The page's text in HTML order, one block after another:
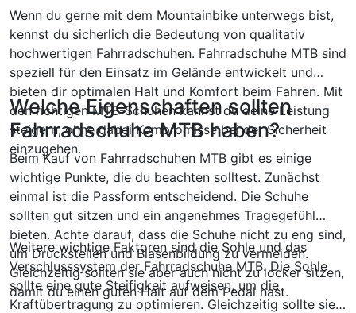
Wenn du gerne mit dem Mountainbike unterwegs bist,
kennst du sicherlich die Bedeutung von qualitativ
hochwertigen Fahrradschuhen. Fahrradschuhe MTB sind
speziell für den Einsatz im Gelände entwickelt und
bieten dir optimalen Halt und Komfort beim Fahren. Mit
den richtigen MTB-Schuhen kannst du deine Leistung
steigern, ohne dabei Kompromisse bei der Sicherheit
einzugehen.
Welche Eigenschaften sollten
Fahrradschuhe MTB haben?
Beim Kauf von Fahrradschuhen MTB gibt es einige
wichtige Punkte, die du beachten solltest. Zunächst
einmal ist die Passform entscheidend. Die Schuhe
sollten gut sitzen und ein angenehmes Tragegefühl
bieten. Achte darauf, dass die Schuhe nicht zu eng sind,
um Druckstellen und Blasenbildung zu vermeiden.
Gleichzeitig sollten sie aber auch nicht zu locker sitzen,
damit du einen guten Halt auf dem Pedal hast.
Weitere wichtige Faktoren sind die Sohle und das
Verschlusssystem der Fahrradschuhe MTB. Die Sohle
sollte eine gute Steifigkeit aufweisen, um die
Kraftübertragung zu optimieren. Gleichzeitig sollte sie